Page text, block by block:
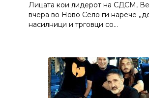
Лицата кои лидерот на СДСМ,
вчера во Ново Село ги нарече
насилници и трговци со…